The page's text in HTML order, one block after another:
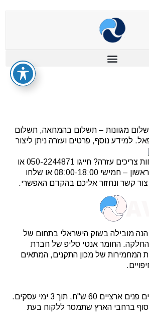
מגוונות – תשלום בהמחאה, תשלום
למידע נוסף, פרטים ועזרה ניתן ליצור
שירות לקוחות צריכים עזרה? חייגו 050-2244871 או
04-6344881 ראשון – חמישי 08:00-18:00 או שלחו
קשר ונחזור אליכם בהקדם האפשרי.
מובילה בשוק הישראלי בתחום של
החלקה. החומר אנטי סליפ של חברת
המחמירות של מכון התקנים, המתאים
משלוחים משלוחים פנים ארציים 60 ש"ח, תוך 3 ימי עסקים.
ברחבי הארץ שתמסר ללקוח בעת